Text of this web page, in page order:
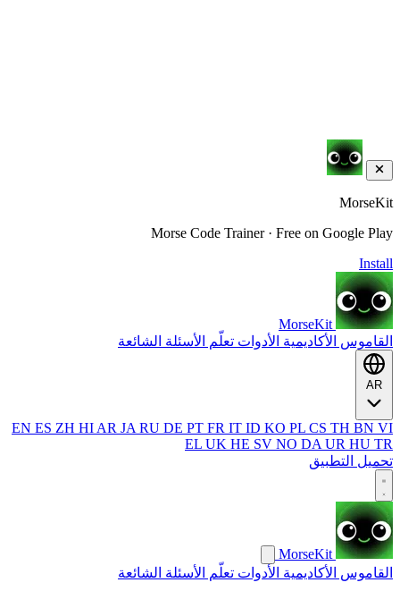
MorseKit
Morse Code Trainer · Free on Google Play
Install
MorseKit
القاموس الأكاديمية الأدوات تعلّم الأسئلة الشائعة
AR
EN ES ZH HI AR JA RU DE PT FR IT ID KO PL CS TH BN VI
EL UK HE SV NO DA UR HU TR
تحميل التطبيق
MorseKit
القاموس الأكاديمية الأدوات تعلّم الأسئلة الشائعة